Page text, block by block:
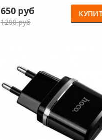
650 руб
1200 руб